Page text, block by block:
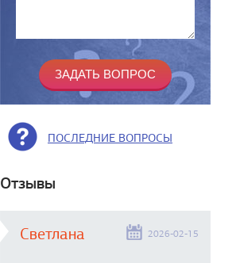
ПОСЛЕДНИЕ ВОПРОСЫ
Отзывы
Светлана 2026-02-15